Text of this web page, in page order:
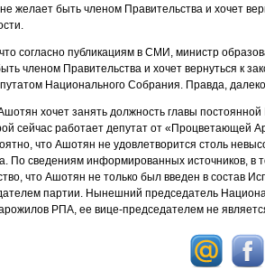
желает быть членом Правительства и хочет
согласно публикациям в СМИ, министр
членом Правительства и хочет вернуться к
Национального Собрания. Правда,
хочет занять должность главы
сейчас работает депутат от «Процветающей
что Ашотян не удовлетворится столь
По сведениям информированных источников, в
что Ашотян не только был введен в состав
партии. Нынешний председатель
РПА, ее вице-председателем не